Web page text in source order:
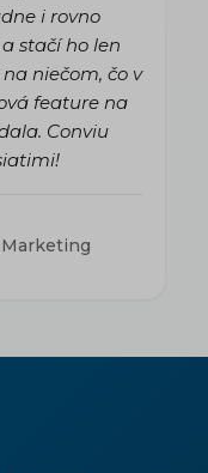
i rovno
stačí ho len
niečom, čo v
feature na
Conviu
Marketing